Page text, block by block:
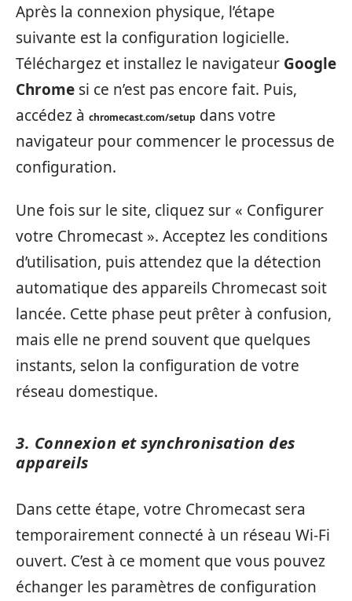
Après la connexion physique, l’étape
suivante est la configuration logicielle.
Téléchargez et installez le navigateur Google
Chrome si ce n’est pas encore fait. Puis,
accédez à chromecast.com/setup dans votre
navigateur pour commencer le processus de
configuration.
Une fois sur le site, cliquez sur « Configurer
votre Chromecast ». Acceptez les conditions
d’utilisation, puis attendez que la détection
automatique des appareils Chromecast soit
lancée. Cette phase peut prêter à confusion,
mais elle ne prend souvent que quelques
instants, selon la configuration de votre
réseau domestique.
3. Connexion et synchronisation des
appareils
Dans cette étape, votre Chromecast sera
temporairement connecté à un réseau Wi-Fi
ouvert. C’est à ce moment que vous pouvez
échanger les paramètres de configuration